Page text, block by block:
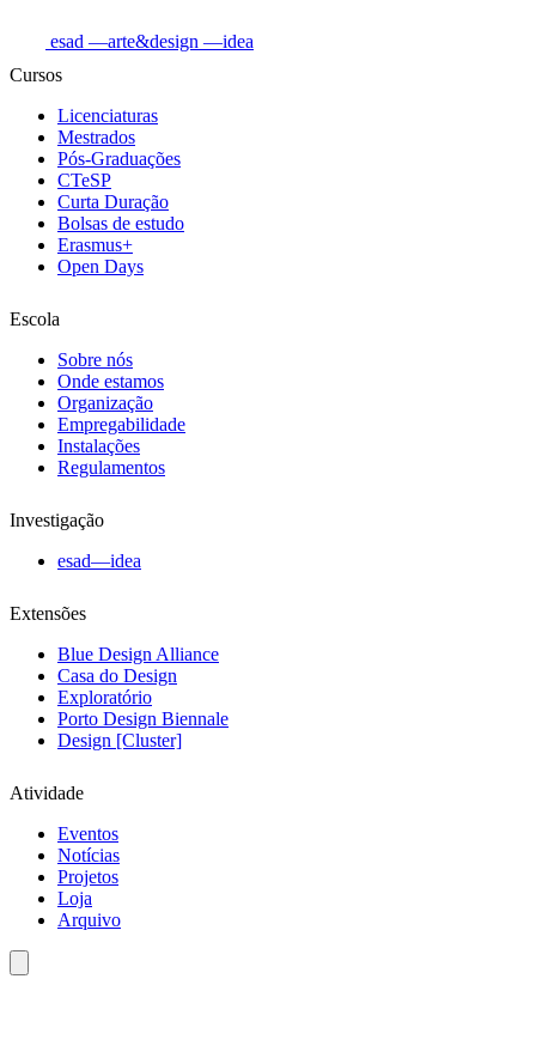
esad —arte&design —idea
Cursos
Licenciaturas
Mestrados
Pós-Graduações
CTeSP
Curta Duração
Bolsas de estudo
Erasmus+
Open Days
Escola
Sobre nós
Onde estamos
Organização
Empregabilidade
Instalações
Regulamentos
Investigação
esad—idea
Extensões
Blue Design Alliance
Casa do Design
Exploratório
Porto Design Biennale
Design [Cluster]
Atividade
Eventos
Notícias
Projetos
Loja
Arquivo